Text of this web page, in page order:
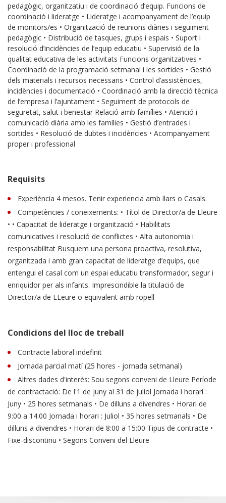
pedagògic, organitzatiu i de coordinació d’equip. Funcions de
coordinació i lideratge • Lideratge i acompanyament de l’equip
de monitors/es • Organització de reunions diàries i seguiment
pedagògic • Distribució de tasques, grups i espais • Suport i
resolució d’incidències de l’equip educatiu • Supervisió de la
qualitat educativa de les activitats Funcions organitzatives •
Coordinació de la programació setmanal i les sortides • Gestió
dels materials i recursos necessaris • Control d’assistències,
incidències i documentació • Coordinació amb la direcció tècnica
de l’empresa i l’ajuntament • Seguiment de protocols de
seguretat, salut i benestar Relació amb famílies • Atenció i
comunicació diària amb les famílies • Gestió d’entrades i
sortides • Resolució de dubtes i incidències • Acompanyament
proper i professional
Requisits
Experiència 4 mesos. Tenir experiencia amb llars o Casals.
Competències / coneixements: • Títol de Director/a de Lleure
• • Capacitat de lideratge i organització • Habilitats
comunicatives i resolució de conflictes • Alta autonomia i
responsabilitat Busquem una persona proactiva, resolutiva,
organitzada i amb gran capacitat de lideratge d’equips, que
entengui el casal com un espai educatiu transformador, segur i
enriquidor per als infants. Imprescindible la titulació de
Director/a de LLeure o equivalent amb ropell
Condicions del lloc de treball
Contracte laboral indefinit
Jornada parcial matí (25 hores - jornada setmanal)
Altres dades d'interès: Sou segons conveni de Lleure Període
de contractació: De l'1 de juny al 31 de juliol Jornada i horari :
Juny • 25 hores setmanals • De dilluns a divendres • Horari de
9:00 a 14:00 Jornada i horari : Juliol • 35 hores setmanals • De
dilluns a divendres • Horari de 8:00 a 15:00 Tipus de contracte •
Fixe-discontinu • Segons Conveni del Lleure